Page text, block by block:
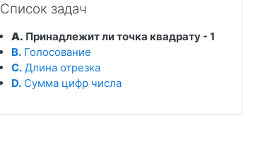
Список задач
A. Принадлежит ли точка квадрату - 1
B. Голосование
C. Длина отрезка
D. Сумма цифр числа